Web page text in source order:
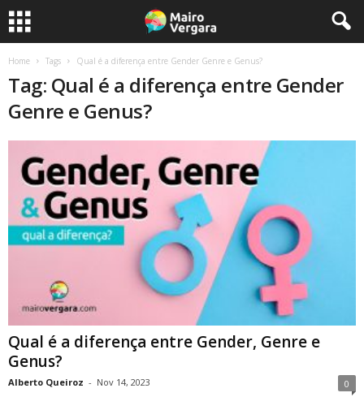
Home Tags Qual é a diferença entre Gender Genre e Genus?
Tag: Qual é a diferença entre Gender
Genre e Genus?
Qual é a diferença entre Gender, Genre e
Genus?
Alberto Queiroz - Nov 14, 2023 0